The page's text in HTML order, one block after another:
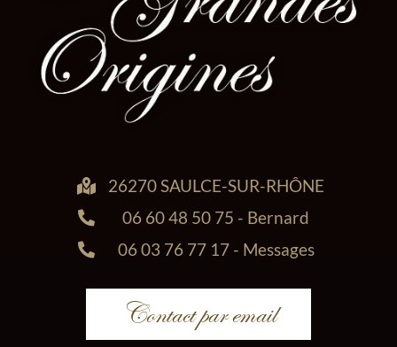
26270 SAULCE-SUR-RHÔNE
06 60 48 50 75 - Bernard
06 03 76 77 17 - Messages
Contact par email